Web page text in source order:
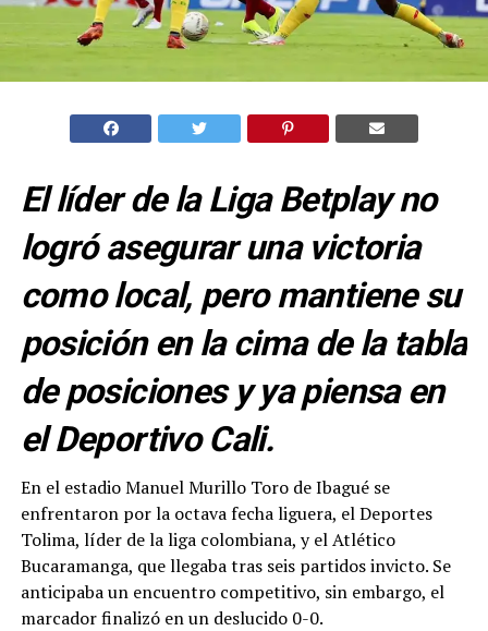
El líder de la Liga Betplay no
logró asegurar una victoria
como local, pero mantiene su
posición en la cima de la tabla
de posiciones y ya piensa en
el Deportivo Cali.
En el estadio Manuel Murillo Toro de Ibagué se
enfrentaron por la octava fecha liguera, el Deportes
Tolima, líder de la liga colombiana, y el Atlético
Bucaramanga, que llegaba tras seis partidos invicto. Se
anticipaba un encuentro competitivo, sin embargo, el
marcador finalizó en un deslucido 0-0.